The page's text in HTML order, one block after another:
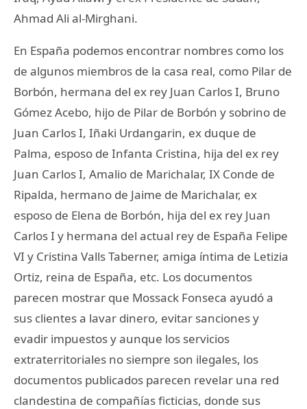
Ahmad Ali al-Mirghani.
En España podemos encontrar nombres como los
de algunos miembros de la casa real, como Pilar de
Borbón, hermana del ex rey Juan Carlos I, Bruno
Gómez Acebo, hijo de Pilar de Borbón y sobrino de
Juan Carlos I, Iñaki Urdangarin, ex duque de
Palma, esposo de Infanta Cristina, hija del ex rey
Juan Carlos I, Amalio de Marichalar, IX Conde de
Ripalda, hermano de Jaime de Marichalar, ex
esposo de Elena de Borbón, hija del ex rey Juan
Carlos I y hermana del actual rey de España Felipe
VI y Cristina Valls Taberner, amiga íntima de Letizia
Ortiz, reina de España, etc. Los documentos
parecen mostrar que Mossack Fonseca ayudó a
sus clientes a lavar dinero, evitar sanciones y
evadir impuestos y aunque los servicios
extraterritoriales no siempre son ilegales, los
documentos publicados parecen revelar una red
clandestina de compañías ficticias, donde sus